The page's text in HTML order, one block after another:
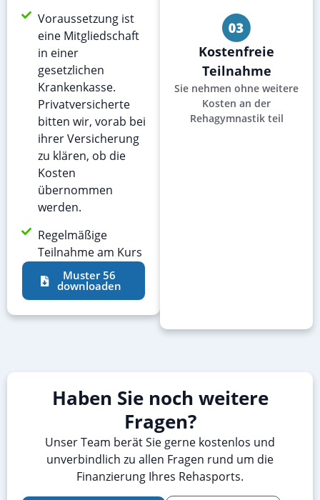
Voraussetzung ist
eine Mitgliedschaft
in einer
gesetzlichen
Krankenkasse.
Privatversicherte
bitten wir, vorab bei
ihrer Versicherung
zu klären, ob die
Kosten
übernommen
werden.
Regelmäßige
Teilnahme am Kurs
Muster 56
downloaden
Kostenfreie
Teilnahme
Sie nehmen ohne weitere
Kosten an der
Rehagymnastik teil
Haben Sie noch weitere
Fragen?
Unser Team berät Sie gerne kostenlos und
unverbindlich zu allen Fragen rund um die
Finanzierung Ihres Rehasports.